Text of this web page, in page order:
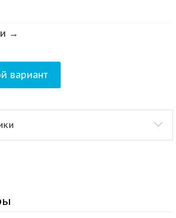
→
вариант